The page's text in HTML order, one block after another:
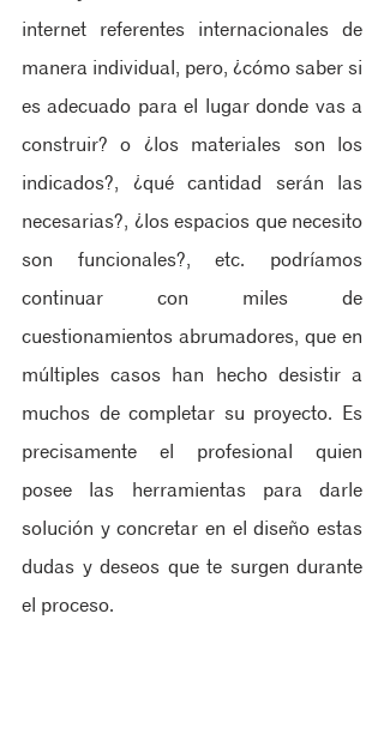
internet referentes internacionales de
manera individual, pero, ¿cómo saber si
es adecuado para el lugar donde vas a
construir? o ¿los materiales son los
indicados?, ¿qué cantidad serán las
necesarias?, ¿los espacios que necesito
son funcionales?, etc. podríamos
continuar con miles de
cuestionamientos abrumadores, que en
múltiples casos han hecho desistir a
muchos de completar su proyecto. Es
precisamente el profesional quien
posee las herramientas para darle
solución y concretar en el diseño estas
dudas y deseos que te surgen durante
el proceso.